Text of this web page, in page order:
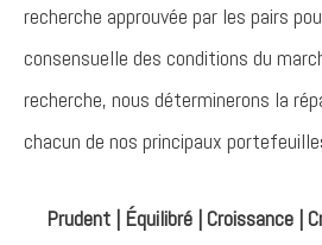
recherche approuvée par les pairs
consensuelle des conditions du
recherche, nous déterminerons la
chacun de nos principaux
Prudent | Équilibré | Croissance |